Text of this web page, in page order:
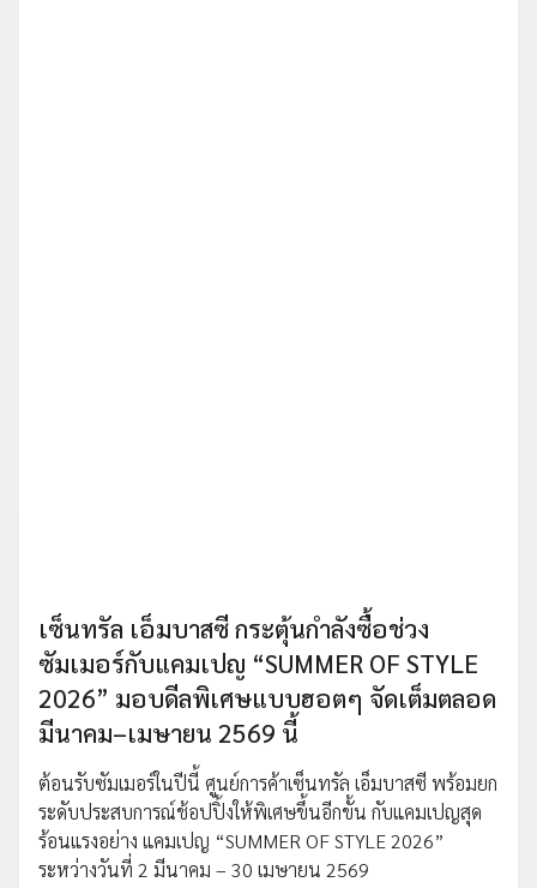
เซ็นทรัล เอ็มบาสซี กระตุ้นกำลังซื้อช่วง
ซัมเมอร์กับแคมเปญ “SUMMER OF STYLE
2026” มอบดีลพิเศษแบบฮอตๆ จัดเต็มตลอด
มีนาคม–เมษายน 2569 นี้
ต้อนรับซัมเมอร์ในปีนี้ ศูนย์การค้าเซ็นทรัล เอ็มบาสซี พร้อมยก
ระดับประสบการณ์ช้อปปิ้งให้พิเศษขึ้นอีกขั้น กับแคมเปญสุด
ร้อนแรงอย่าง แคมเปญ “SUMMER OF STYLE 2026”
ระหว่างวันที่ 2 มีนาคม – 30 เมษายน 2569